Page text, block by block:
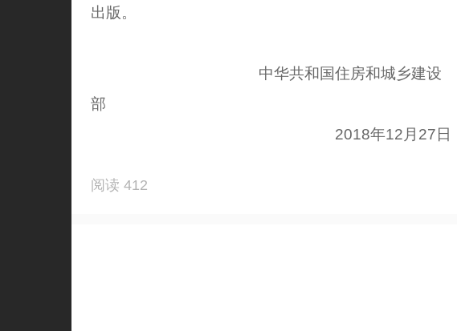
出版。
中华共和国住房和城乡建设
部
2018年12月27日
阅读 412